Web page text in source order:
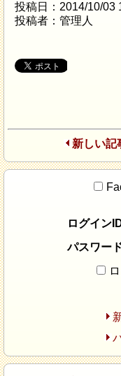
投稿日：2014/10/03
投稿者：管理人
新しい記
ログイン
パスワー